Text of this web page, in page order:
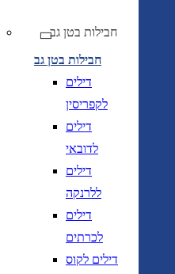
חבילות בטן גב
חבילות בטן גב
דילים
לקפריסין
דילים
לדובאי
דילים
ללרנקה
דילים
לכרתים
דילים לקוס